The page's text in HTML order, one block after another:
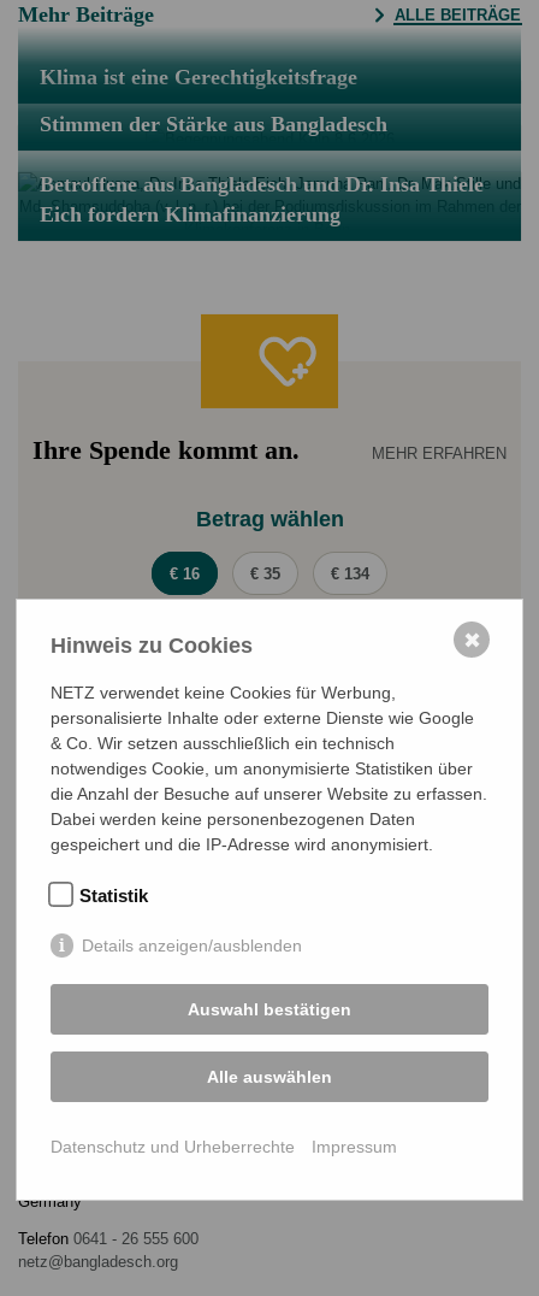
Mehr Beiträge ALLE BEITRÄGE
Klima ist eine Gerechtigkeitsfrage
Stimmen der Stärke aus Bangladesch
Betroffene aus Bangladesch und Dr. Insa Thiele
Eich fordern Klimafinanzierung
Ihre Spende kommt an. MEHR ERFAHREN
Betrag wählen
€ 16 € 35 € 134
einmalig
Sichere
SSL-Verbindung
JETZT SPENDEN
Mit 16
einem*r freiwilligen Katastrophenhelfer*in eine dreitägige
Marktlaubenstraße 9
Germany
Telefon 0641 - 26 555 600
netz@bangladesch.org
Hinweis zu Cookies
NETZ verwendet keine Cookies für Werbung,
personalisierte Inhalte oder externe Dienste wie Google
& Co. Wir setzen ausschließlich ein technisch
notwendiges Cookie, um anonymisierte Statistiken über
die Anzahl der Besuche auf unserer Website zu erfassen.
Dabei werden keine personenbezogenen Daten
gespeichert und die IP-Adresse wird anonymisiert.
Statistik
Details anzeigen/ausblenden
Auswahl bestätigen
Alle auswählen
Datenschutz und Urheberrechte Impressum
✖